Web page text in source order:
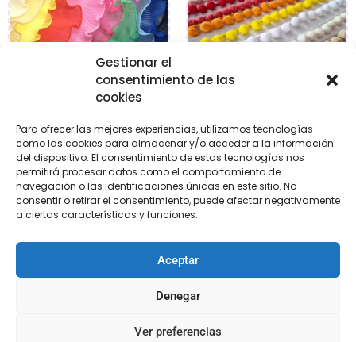
Gestionar el
consentimiento de las
cookies
Para ofrecer las mejores experiencias, utilizamos tecnologías
como las cookies para almacenar y/o acceder a la información
del dispositivo. El consentimiento de estas tecnologías nos
permitirá procesar datos como el comportamiento de
navegación o las identificaciones únicas en este sitio. No
consentir o retirar el consentimiento, puede afectar negativamente
a ciertas características y funciones.
Aceptar
Denegar
Ver preferencias
Plisado organza
€5,50
Seleccionar
Madroños
€3,20
Seleccionar